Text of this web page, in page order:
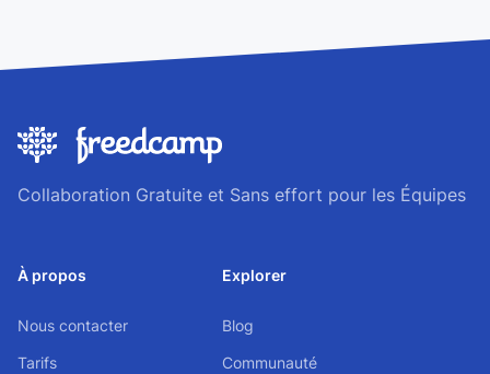
Collaboration Gratuite et Sans effort pour les Équipes
À propos
Nous contacter
Tarifs
Explorer
Blog
Communauté